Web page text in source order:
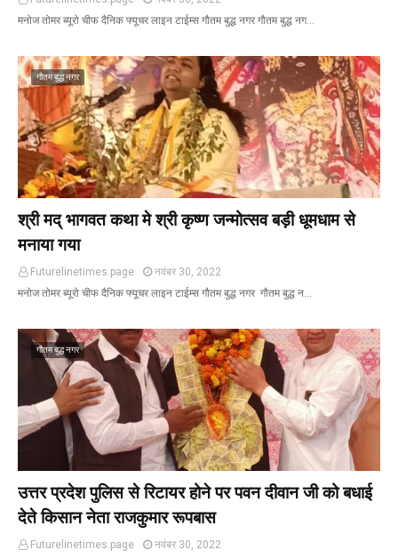
मनोज तोमर ब्यूरो चीफ दैनिक फ्यूचर लाइन टाईम्स गौतम बुद्ध नगर गौतम बुद्ध नग…
गौतम बुद्ध नगर
श्री मद् भागवत कथा मे श्री कृष्ण जन्मोत्सव बड़ी धूमधाम से
मनाया गया
Futurelinetimes.page
नवंबर 30, 2022
मनोज तोमर ब्यूरो चीफ दैनिक फ्यूचर लाइन टाईम्स गौतम बुद्ध नगर गौतम बुद्ध न…
गौतम बुद्ध नगर
उत्तर प्रदेश पुलिस से रिटायर होने पर पवन दीवान जी को बधाई
देते किसान नेता राजकुमार रूपबास
Futurelinetimes.page
नवंबर 30, 2022